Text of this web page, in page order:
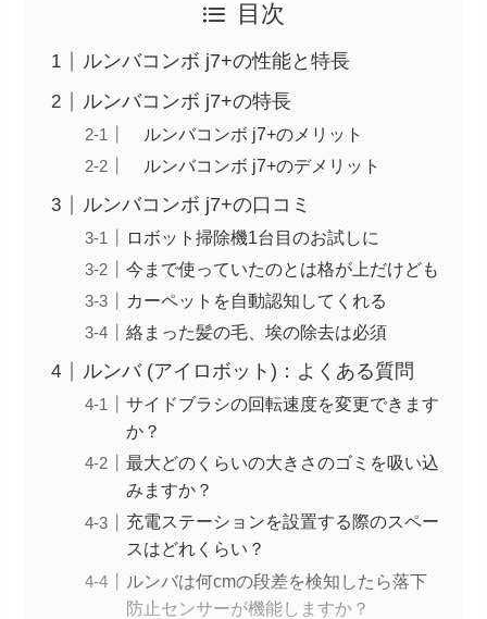
目次
ルンバコンボ j7+の性能と特長
ルンバコンボ j7+の特長
ルンバコンボ j7+のメリット
ルンバコンボ j7+のデメリット
ルンバコンボ j7+の口コミ
ロボット掃除機1台目のお試しに
今まで使っていたのとは格が上だけども
カーペットを自動認知してくれる
絡まった髪の毛、埃の除去は必須
ルンバ (アイロボット)：よくある質問
サイドブラシの回転速度を変更できます
か？
最大どのくらいの大きさのゴミを吸い込
みますか？
充電ステーションを設置する際のスペー
スはどれくらい？
ルンバは何cmの段差を検知したら落下
防止センサーが機能しますか？